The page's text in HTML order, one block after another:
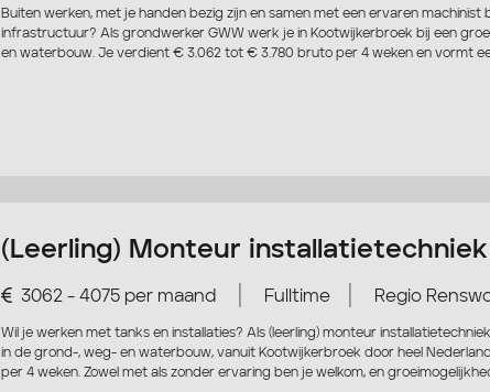
Buiten werken, met je handen bezig zijn en samen met een ervaren machinist
infrastructuur? Als grondwerker GWW werk je in Kootwijkerbroek bij een
en waterbouw. Je verdient € 3.062 tot € 3.780 bruto per 4 weken en vormt
(Leerling) Monteur installatietechniek
3062 - 4075 per maand Fulltime Regio
Wil je werken met tanks en installaties? Als (leerling) monteur
in de grond-, weg- en waterbouw, vanuit Kootwijkerbroek door heel
per 4 weken. Zowel met als zonder ervaring ben je welkom, en